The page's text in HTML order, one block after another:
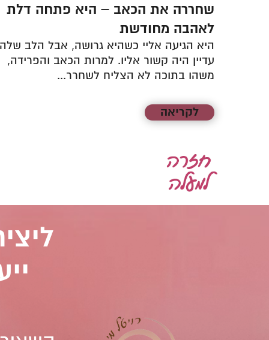
שחררה את הכאב – היא פתחה דלת
לאהבה מחודשת
היא הגיעה אליי כשהיא גרושה, אבל הלב שלה
עדיין היה קשור אליו. למרות הכאב והפרידה,
משהו בתוכה לא הצליח לשחרר...
לקריאה